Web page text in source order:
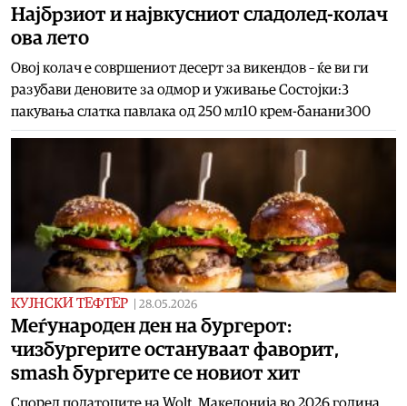
Најбрзиот и највкусниот сладолед-колач
ова лето
Овој колач е совршениот десерт за викендов – ќе ви ги
разубави деновите за одмор и уживање Состојки:3
пакувања слатка павлака од 250 мл10 крем-банани300
КУЈНСКИ ТЕФТЕР 28.05.2026
Меѓународен ден на бургерот:
чизбургерите остануваат фаворит,
smash бургерите се новиот хит